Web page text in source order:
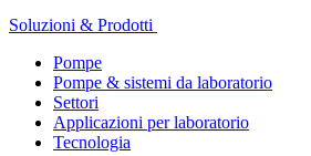
Soluzioni & Prodotti
Pompe
Pompe & sistemi da laboratorio
Settori
Applicazioni per laboratorio
Tecnologia